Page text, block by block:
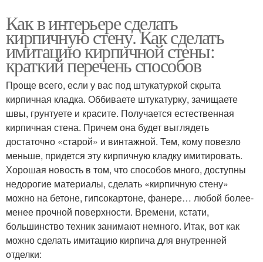
Как в интерьере сделать
кирпичную стену. Как сделать
имитацию кирпичной стены:
краткий перечень способов
Проще всего, если у вас под штукатуркой скрыта
кирпичная кладка. Оббиваете штукатурку, зачищаете
швы, грунтуете и красите. Получается естественная
кирпичная стена. Причем она будет выглядеть
достаточно «старой» и винтажной. Тем, кому повезло
меньше, придется эту кирпичную кладку имитировать.
Хорошая новость в том, что способов много, доступны
недорогие материалы, сделать «кирпичную стену»
можно на бетоне, гипсокартоне, фанере… любой более-
менее прочной поверхности. Времени, кстати,
большинство техник занимают немного. Итак, вот как
можно сделать имитацию кирпича для внутренней
отделки: